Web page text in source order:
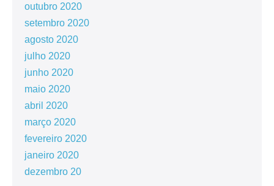
outubro 2020
setembro 2020
agosto 2020
julho 2020
junho 2020
maio 2020
abril 2020
março 2020
fevereiro 2020
janeiro 2020
dezembro 20